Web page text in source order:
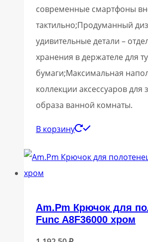
современные смартфоны
тактильно;Продуманный
удивительные детали –
хранения в держателе для
бумаги;Максимальная
коллекции аксессуаров для
образа ванной комнаты.
В корзину
Am.Pm Крючок для
Func A8F36000 хром